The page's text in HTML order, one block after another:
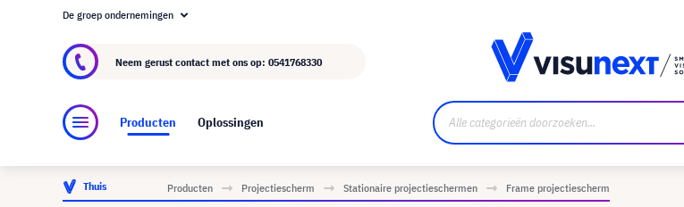
Over visunext.nl
De groep ondernemingen
Neem gerust contact met ons op: 0541768330
Producten Oplossingen
Thuis Producten Projectiescherm Stationaire projectieschermen Frame projectiescherm